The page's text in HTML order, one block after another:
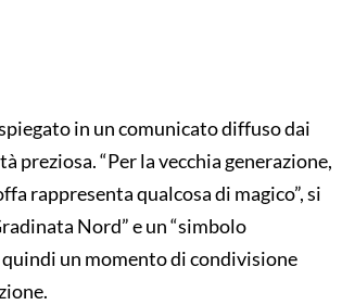
in un comunicato diffuso dai
preziosa. “Per la vecchia generazione,
rappresenta qualcosa di magico”, si
Nord” e un “simbolo
quindi un momento di condivisione